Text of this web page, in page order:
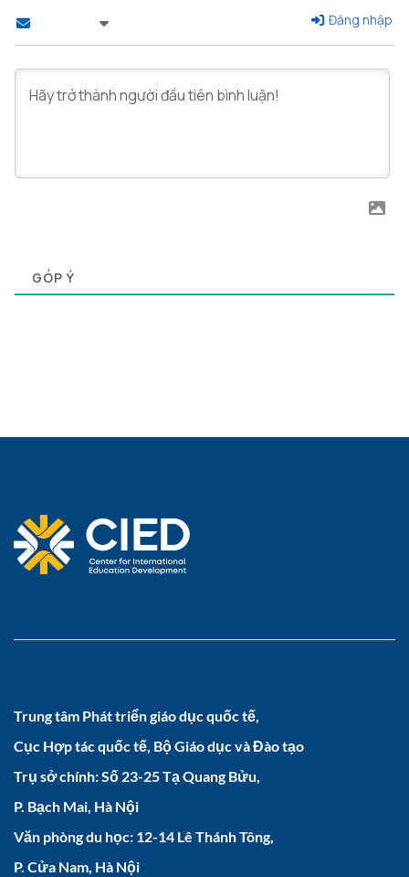
Đăng nhập
GÓP Ý
Trung tâm Phát triển giáo dục quốc tế,
Cục Hợp tác quốc tế, Bộ Giáo dục và Đào tạo
Trụ sở chính: Số 23-25 Tạ Quang Bửu,
P. Bạch Mai, Hà Nội
Văn phòng du học: 12-14 Lê Thánh Tông,
P. Cửa Nam, Hà Nội